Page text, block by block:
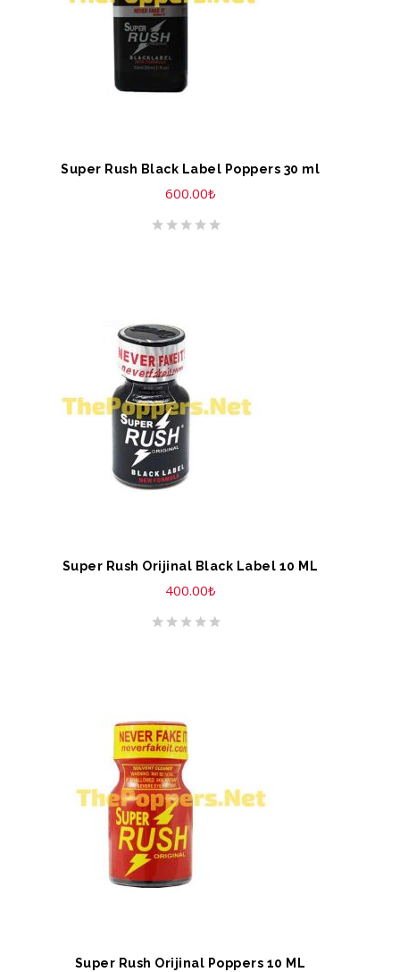
Super Rush Black Label Poppers 30 ml
600.00₺
Super Rush Orijinal Black Label 10 ML
400.00₺
Super Rush Orijinal Poppers 10 ML